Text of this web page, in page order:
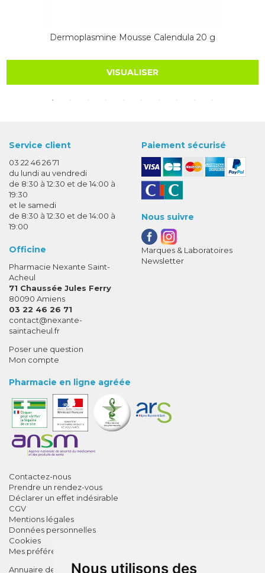
Nous utilisons des
Dermoplasmine Mousse Calendula 20 g
VISUALISER
Service client
03 22 46 26 71
du lundi au vendredi
de 8:30 à 12:30 et de 14:00 à
19:30
et le samedi
de 8:30 à 12:30 et de 14:00 à
19:00
Officine
Pharmacie Nexante Saint-
Acheul
71 Chaussée Jules Ferry
80090 Amiens
03 22 46 26 71
contact-
@-
nexante-
saintacheul.fr
Poser une question
Mon compte
Paiement sécurisé
Nous suivre
Marques & Laboratoires
Newsletter
Pharmacie en ligne agréée
Contactez-nous
Prendre un rendez-vous
Déclarer un effet indésirable
CGV
Mentions légales
Données personnelles
Cookies
Mes préférences Cookies
Annuaire des pharmacies